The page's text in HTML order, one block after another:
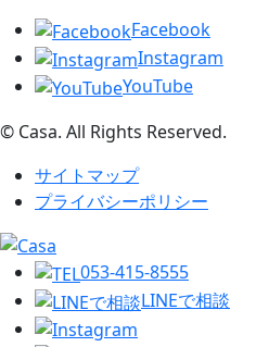
Facebook
Instagram
YouTube
© Casa. All Rights Reserved.
サイトマップ
プライバシーポリシー
053-415-8555
LINEで相談